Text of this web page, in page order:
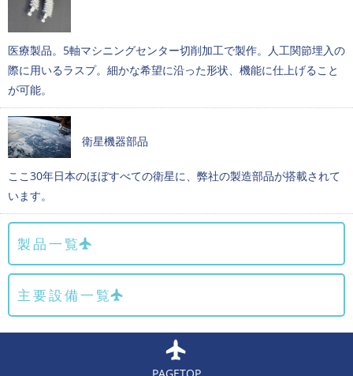
医療製品。5軸マシニングセンター切削加工で製作。人工関節埋入の
際に用いるラスプ。細かな希望に沿った形状、機能に仕上げること
が可能。
衛星機器部品
ここ30年日本のほぼすべての衛星に、弊社の製造部品が搭載されて
います。
製品一覧
主要設備一覧